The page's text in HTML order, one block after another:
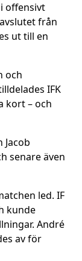
offensivt
från
ut till en
och
IFK
kort – och
Jacob
senare även
led. IF
kunde
André
av för